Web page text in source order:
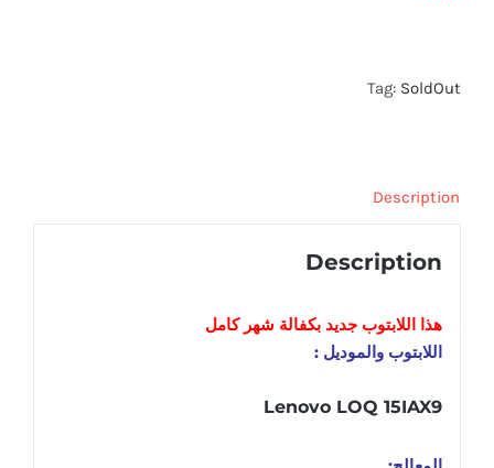
Tag: SoldOut
Description
Description
هذا اللابتوب جديد بكفالة شهر كامل
اللابتوب والموديل :
Lenovo LOQ 15IAX9